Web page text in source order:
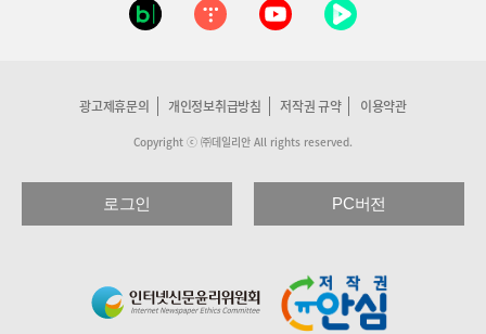
광고제휴문의 개인정보취급방침 저작권 규약 이용약관
Copyright ⓒ ㈜데일리안 All rights reserved.
로그인 PC버전